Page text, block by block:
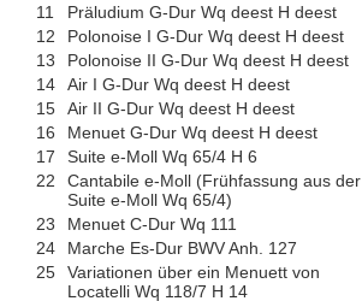
11
Präludium G-Dur Wq deest H deest
12
Polonoise I G-Dur Wq deest H deest
13
Polonoise II G-Dur Wq deest H deest
14
Air I G-Dur Wq deest H deest
15
Air II G-Dur Wq deest H deest
16
Menuet G-Dur Wq deest H deest
17
Suite e-Moll Wq 65/4 H 6
22
Cantabile e-Moll (Frühfassung aus der
Suite e-Moll Wq 65/4)
23 Menuet C-Dur Wq 111
24
Marche Es-Dur BWV Anh. 127
25
Variationen über ein Menuett von
Locatelli Wq 118/7 H 14